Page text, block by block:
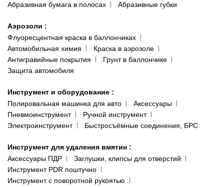
Абразивная бумага в полосах
Абразивные губки
Аэрозоли :
Флуоресцентная краска в баллончиках
Автомобильная химия
Краска в аэрозоле
Антигравийные покрытия
Грунт в баллончике
Защита автомобиля
Инструмент и оборудование :
Полировальная машинка для авто
Аксессуары
Пневмоинструмент
Ручной инструмент
Электроинструмент
Быстросъёмные соединения, БРС
Инструмент для удаления вмятин :
Аксессуары ПДР
Заглушки, клипсы для отверстий
Инструмент PDR поштучно
Инструмент с поворотной рукоятью